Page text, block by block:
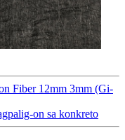
Fiber 12mm 3mm (Gi-
on sa konkreto